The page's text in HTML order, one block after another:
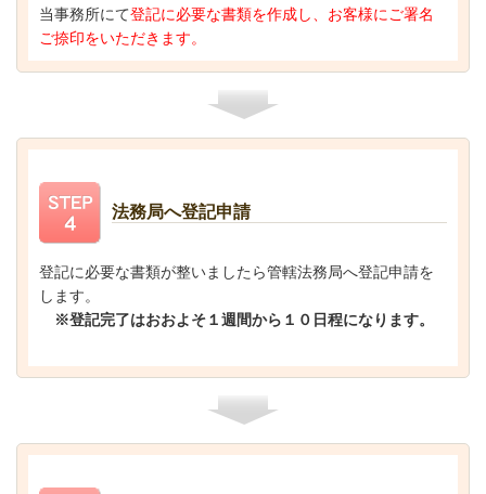
当事務所にて登記に必要な書類を作成し、お客様にご署名
ご捺印をいただきます。
法務局へ登記申請
登記に必要な書類が整いましたら管轄法務局へ登記申請を
します。
※登記完了はおおよそ１週間から１０日程になります。